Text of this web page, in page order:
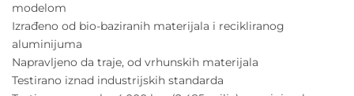
modelom
Izrađeno od bio-baziranih materijala i recikliranog
aluminijuma
Napravljeno da traje, od vrhunskih materijala
Testirano iznad industrijskih standarda